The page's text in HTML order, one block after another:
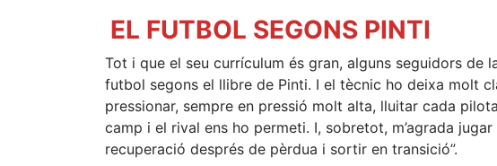
EL FUTBOL SEGONS PINTI
Tot i que el seu currículum és gran, alguns seguidors de
futbol segons el llibre de Pinti. I el tècnic ho deixa molt
pressionar, sempre en pressió molt alta, lluitar cada
camp i el rival ens ho permeti. I, sobretot, m’agrada
recuperació després de pèrdua i sortir en transició”.